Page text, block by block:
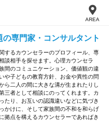
AREA
専門家・コンサルタント
するカウンセラーのプロフィール、専
談相手を探せます。心理カウンセラ
間のコミュニケーション、価値観の違
や子どもの教育方針、お金や異性の問
ら二人の間に大きな溝が生まれたりし
三者として相談にのってくれます。カ
たり、お互いの認識違いなどに気づき
かけに、そして家族間の不和を和らげ
拠点を構えるカウンセラーであればき